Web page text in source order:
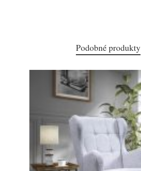
Podobné produkty